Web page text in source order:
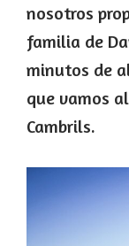
nosotros
familia de
minutos de
que vamos
Cambrils.